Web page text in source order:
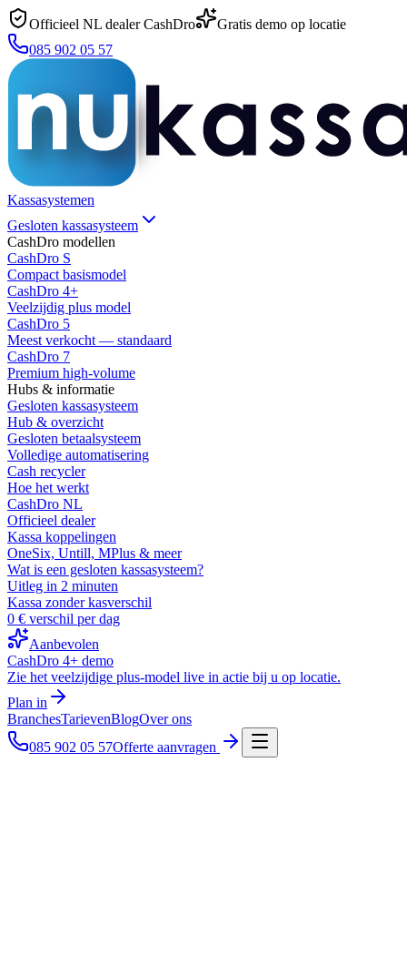
Officieel NL dealer CashDro
Gratis demo op locatie
085 902 05 57
Kassasystemen
Gesloten kassasysteem
CashDro modellen
CashDro S
Compact basismodel
CashDro 4+
Veelzijdig plus model
CashDro 5
Meest verkocht — standaard
CashDro 7
Premium high-volume
Hubs & informatie
Gesloten kassasysteem
Hub & overzicht
Gesloten betaalsysteem
Volledige automatisering
Cash recycler
Hoe het werkt
CashDro NL
Officieel dealer
Kassa koppelingen
OneSix, Untill, MPlus & meer
Wat is een gesloten kassasysteem?
Uitleg in 2 minuten
Kassa zonder kasverschil
0 € verschil per dag
Aanbevolen
CashDro 4+ demo
Zie het veelzijdige plus-model live in actie bij u op locatie.
Plan in
BranchesTarievenBlogOver ons
085 902 05 57Offerte aanvragen